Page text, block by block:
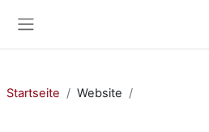
Startseite Website